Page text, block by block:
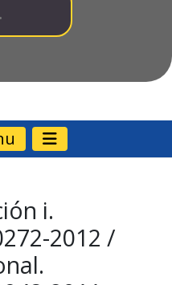
i.
2012 /